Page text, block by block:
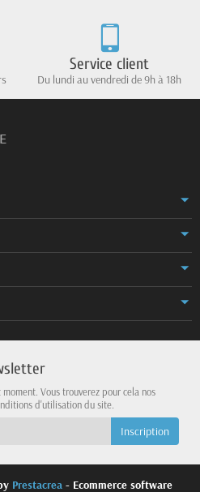
Service client
Du lundi au vendredi de 9h à 18h
Vous trouverez pour cela nos
d'utilisation du site.
Prestacrea- Ecommerce software